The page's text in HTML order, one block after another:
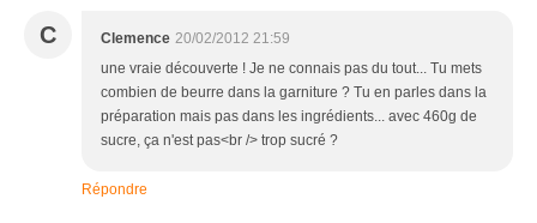
C Clemence 20/02/2012 21:59
une vraie découverte ! Je ne connais pas du tout... Tu mets
combien de beurre dans la garniture ? Tu en parles dans la
préparation mais pas dans les ingrédients... avec 460g de
sucre, ça n'est pas<br /> trop sucré ?
Répondre